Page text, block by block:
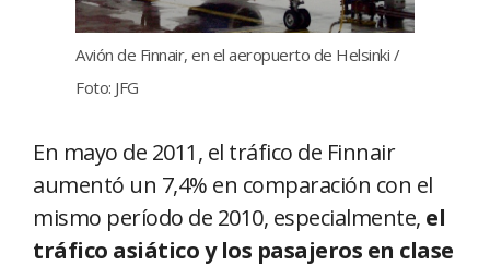
Avión de Finnair, en el aeropuerto de Helsinki /
Foto: JFG
En mayo de 2011, el tráfico de Finnair
aumentó un 7,4% en comparación con el
mismo período de 2010, especialmente, el
tráfico asiático y los pasajeros en clase